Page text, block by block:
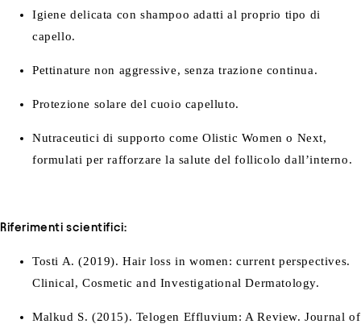
Igiene delicata con shampoo adatti al proprio tipo di
capello.
Pettinature non aggressive, senza trazione continua.
Protezione solare del cuoio capelluto.
Nutraceutici di supporto come Olistic Women o Next,
formulati per rafforzare la salute del follicolo dall’interno.
Riferimenti scientifici:
Tosti A. (2019).Hair loss in women: current perspectives.
Clinical, Cosmetic and Investigational Dermatology.
Malkud S. (2015). Telogen Effluvium: A Review. Journal of